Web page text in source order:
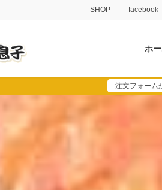
SHOP facebook
ホ
注文フォーム